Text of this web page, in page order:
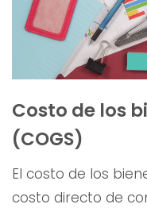
Costo de los
(COGS)
El costo de los
costo directo de